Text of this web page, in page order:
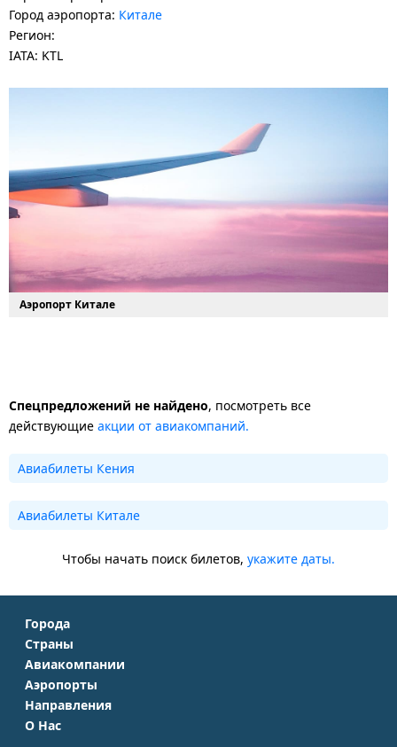
Город аэропорта: Китале
Регион:
IATA: KTL
Аэропорт Китале
Спецпредложений не найдено, посмотреть все
действующие акции от авиакомпаний.
Авиабилеты Кения
Авиабилеты Китале
Чтобы начать поиск билетов, укажите даты.
Города
Москва
Санкт-Петербург
Симферополь
Краснодар
Страны
Крым
Турция
Таиланд
Авиакомпании
Аэрофлот
S7 Airlines
Аэропорты
Домодедово
Шереметьево
Направления
Москва - Сочи
О Нас